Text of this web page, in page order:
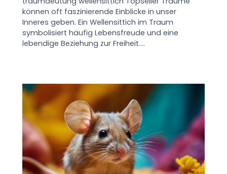
können oft faszinierende Einblicke in unser
Inneres geben. Ein Wellensittich im Traum
symbolisiert häufig Lebensfreude und eine
lebendige Beziehung zur Freiheit.…